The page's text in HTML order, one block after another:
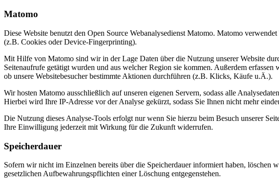
Matomo
Diese Website benutzt den Open Source Webanalysedienst Matomo. Matomo
(z.B. Cookies oder Device-Fingerprinting).
Mit Hilfe von Matomo sind wir in der Lage Daten über die Nutzung unserer Website
Seitenaufrufe getätigt wurden und aus welcher Region sie kommen. Außerdem erfassen
ob unsere Websitebesucher bestimmte Aktionen durchführen (z.B. Klicks, Käufe u.Ä.).
Wir hosten Matomo ausschließlich auf unseren eigenen Servern, sodass alle
Hierbei wird Ihre IP-Adresse vor der Analyse gekürzt, sodass Sie Ihnen nicht mehr
Die Nutzung dieses Analyse-Tools erfolgt nur wenn Sie hierzu beim Besuch unserer
Ihre Einwilligung jederzeit mit Wirkung für die Zukunft widerrufen.
Speicherdauer
Sofern wir nicht im Einzelnen bereits über die Speicherdauer informiert haben,
gesetzlichen Aufbewahrungspflichten einer Löschung entgegenstehen.